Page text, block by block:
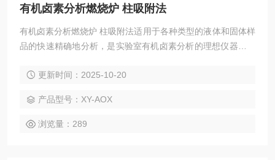
有机卤素分析燃烧炉 柱吸附法
有机卤素分析燃烧炉 柱吸附法适用于各种类型的液体和固体样
品的快速精确地分析，是实验室有机卤素分析的理想仪器，按
OX)的测定 离子色谱法》”和“ISO 9562:1989-09-01及GB/T 15
检测标准 尤其适合需要连续一整天分析检测的实验室。
更新时间：2025-10-20
产品型号：XY-AOX
浏览量：289